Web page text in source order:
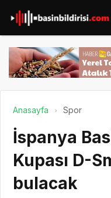
Anasayfa Spor
İspanya
Kupası D-
bulacak